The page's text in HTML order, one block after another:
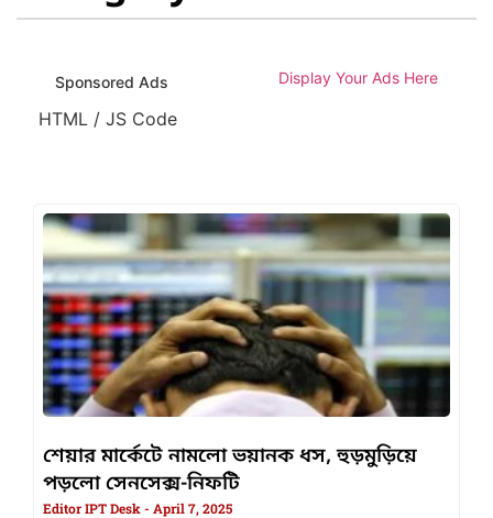
Sponsored Ads Display Your Ads Here
HTML / JS Code
শেয়ার মার্কেটে নামলো ভয়ানক ধস, হুড়মুড়িয়ে
পড়লো সেনসেক্স-নিফটি
Editor IPT Desk April 7, 2025